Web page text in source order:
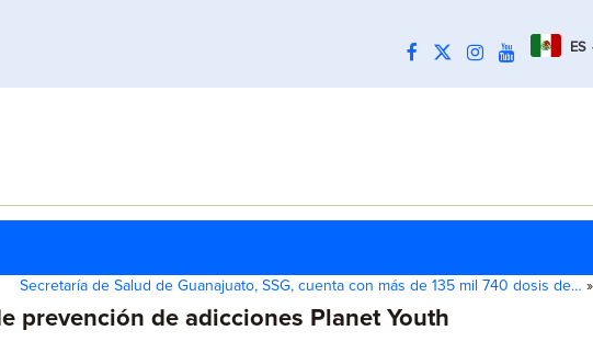
ES
Secretaría de Salud de Guanajuato, SSG, cuenta con más de 135 mil 740 dosis de… »
prevención de adicciones Planet Youth